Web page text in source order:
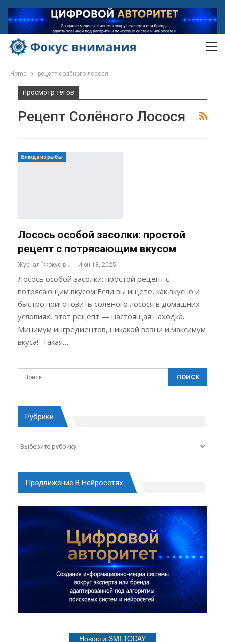
Home рецепт солёного лосося
просмотр тегов
Рецепт Солёного Лосося
Блюда из рыбы
Лосось особой засолки: простой
рецепт с потрясающим вкусом
Журнал "Фокус внимания" Июн 18, 2025
Лосось особой засолки: простой рецепт с
потрясающим вкусом Если вы ищете, как вкусно и
быстро приготовить солёного лосося в домашних
условиях, этот рецепт — настоящая находка.
Минимум ингредиентов, никакой возни и максимум
вкуса! Такая…
Рубрики
Рубрики
Продвижение В Нейросетях